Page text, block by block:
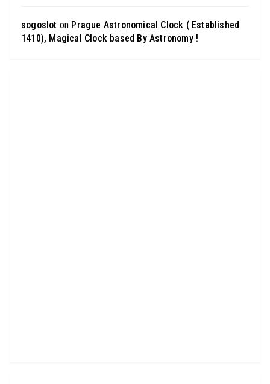
sogoslot on Prague Astronomical Clock ( Established
1410), Magical Clock based By Astronomy !